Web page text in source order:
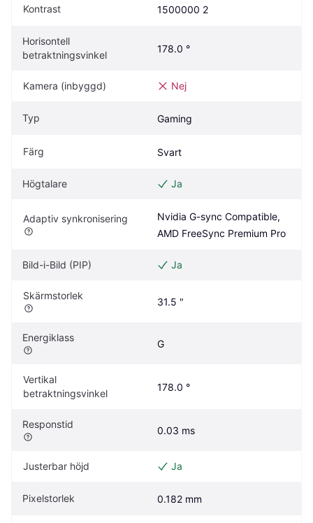
Kontrast 1500000 2
Horisontell
betraktningsvinkel
178.0 °
Kamera (inbyggd) Nej
Typ Gaming
Färg Svart
Högtalare Ja
Adaptiv synkronisering
Nvidia G-sync Compatible,
AMD FreeSync Premium Pro
Bild-i-Bild (PIP) Ja
Skärmstorlek
31.5 "
Energiklass
G
Vertikal
betraktningsvinkel
178.0 °
Responstid
0.03 ms
Justerbar höjd Ja
Pixelstorlek 0.182 mm